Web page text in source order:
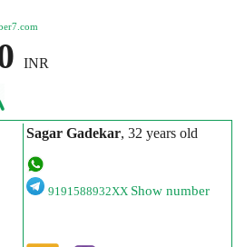
INR
Sagar Gadekar, 32 years old
9191588932XX Show number